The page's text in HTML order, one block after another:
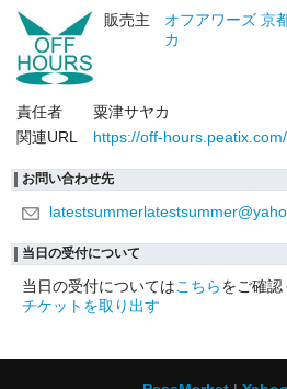
販売主
オフアワーズ 京
カ
責任者
粟津サヤカ
関連URL
https://off-hours.peatix.com/
お問い合わせ先
当日の受付について
当日の受付についてはこちらをご確認
チケットを取り出す